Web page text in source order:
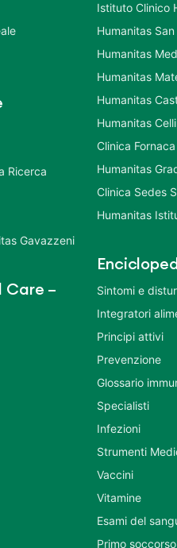
Ricerca
Gavazzeni
Care –
Istituto Clinico
Humanitas San
Humanitas
Humanitas
Humanitas
Humanitas
Clinica Fornaca
Humanitas
Clinica Sedes
Humanitas
Sintomi e
Integratori
Principi attivi
Prevenzione
Glossario
Specialisti
Infezioni
Strumenti
Vaccini
Vitamine
Esami del
Primo soccorso